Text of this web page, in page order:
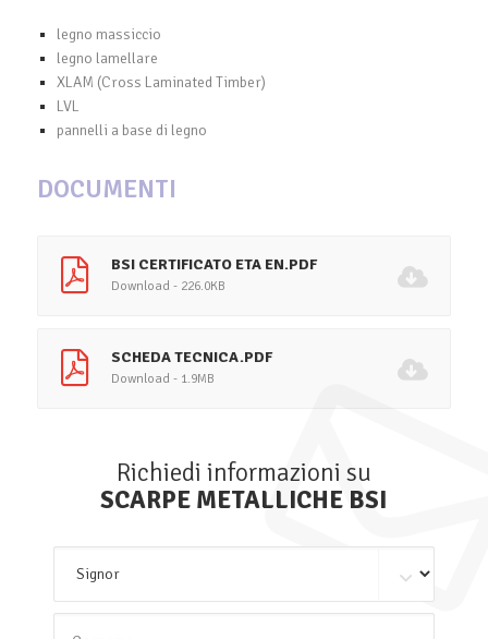
legno massiccio
legno lamellare
XLAM (Cross Laminated Timber)
LVL
pannelli a base di legno
DOCUMENTI
BSI CERTIFICATO ETA EN.PDF
Download - 226.0KB
SCHEDA TECNICA.PDF
Download - 1.9MB
Richiedi informazioni su
SCARPE METALLICHE BSI